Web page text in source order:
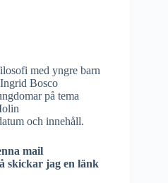
med yngre barn
Bosco
på tema
och innehåll.
mail
skickar jag en länk